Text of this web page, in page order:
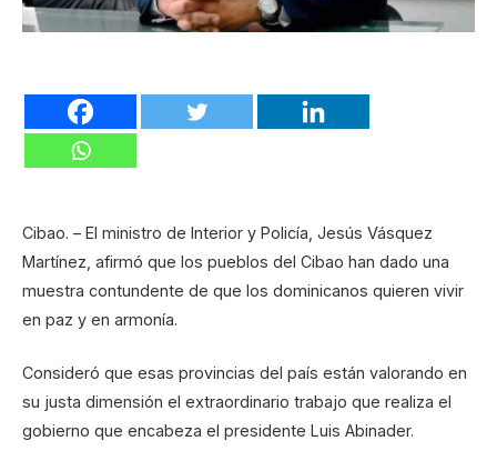
Cibao. – El ministro de Interior y Policía, Jesús Vásquez
Martínez, afirmó que los pueblos del Cibao han dado una
muestra contundente de que los dominicanos quieren vivir
en paz y en armonía.
Consideró que esas provincias del país están valorando en
su justa dimensión el extraordinario trabajo que realiza el
gobierno que encabeza el presidente Luis Abinader.